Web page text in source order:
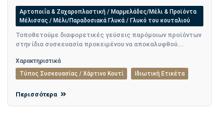
Αρτοποιΐα & Ζαχαροπλαστική / Μαρμελάδες/Μέλι & Προϊόντα
Μέλισσας / Μέλι/Παραδοσιακά Γλυκά / Γλυκό του κουταλιού
Τοποθετούμε διαφορετικές γεύσεις παρόμοιων προϊόντων
στην ίδια συσκευασία προκειμένου να αποκαλυφθού...
Χαρακτηριστικά
Τύπος Συσκευασίας / Χάρτινο Κουτί
Ιδιωτική Ετικέτα
Περισσότερα